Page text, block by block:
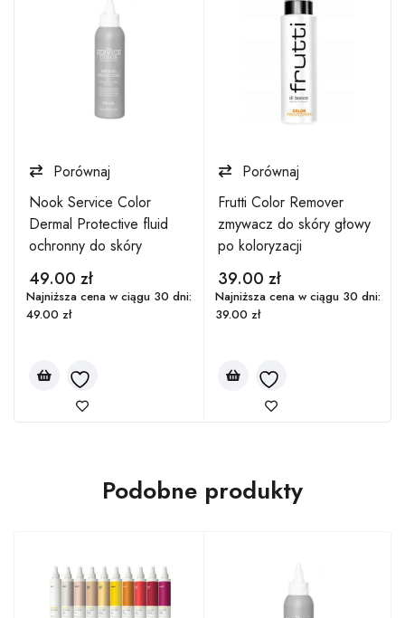
Porównaj
Nook Service Color
Dermal Protective fluid
ochronny do skóry
49.00 zł
Najniższa cena w ciągu 30 dni:
49.00 zł
Porównaj
Frutti Color Remover
zmywacz do skóry głowy
po koloryzacji
39.00 zł
Najniższa cena w ciągu 30 dni:
39.00 zł
Podobne produkty